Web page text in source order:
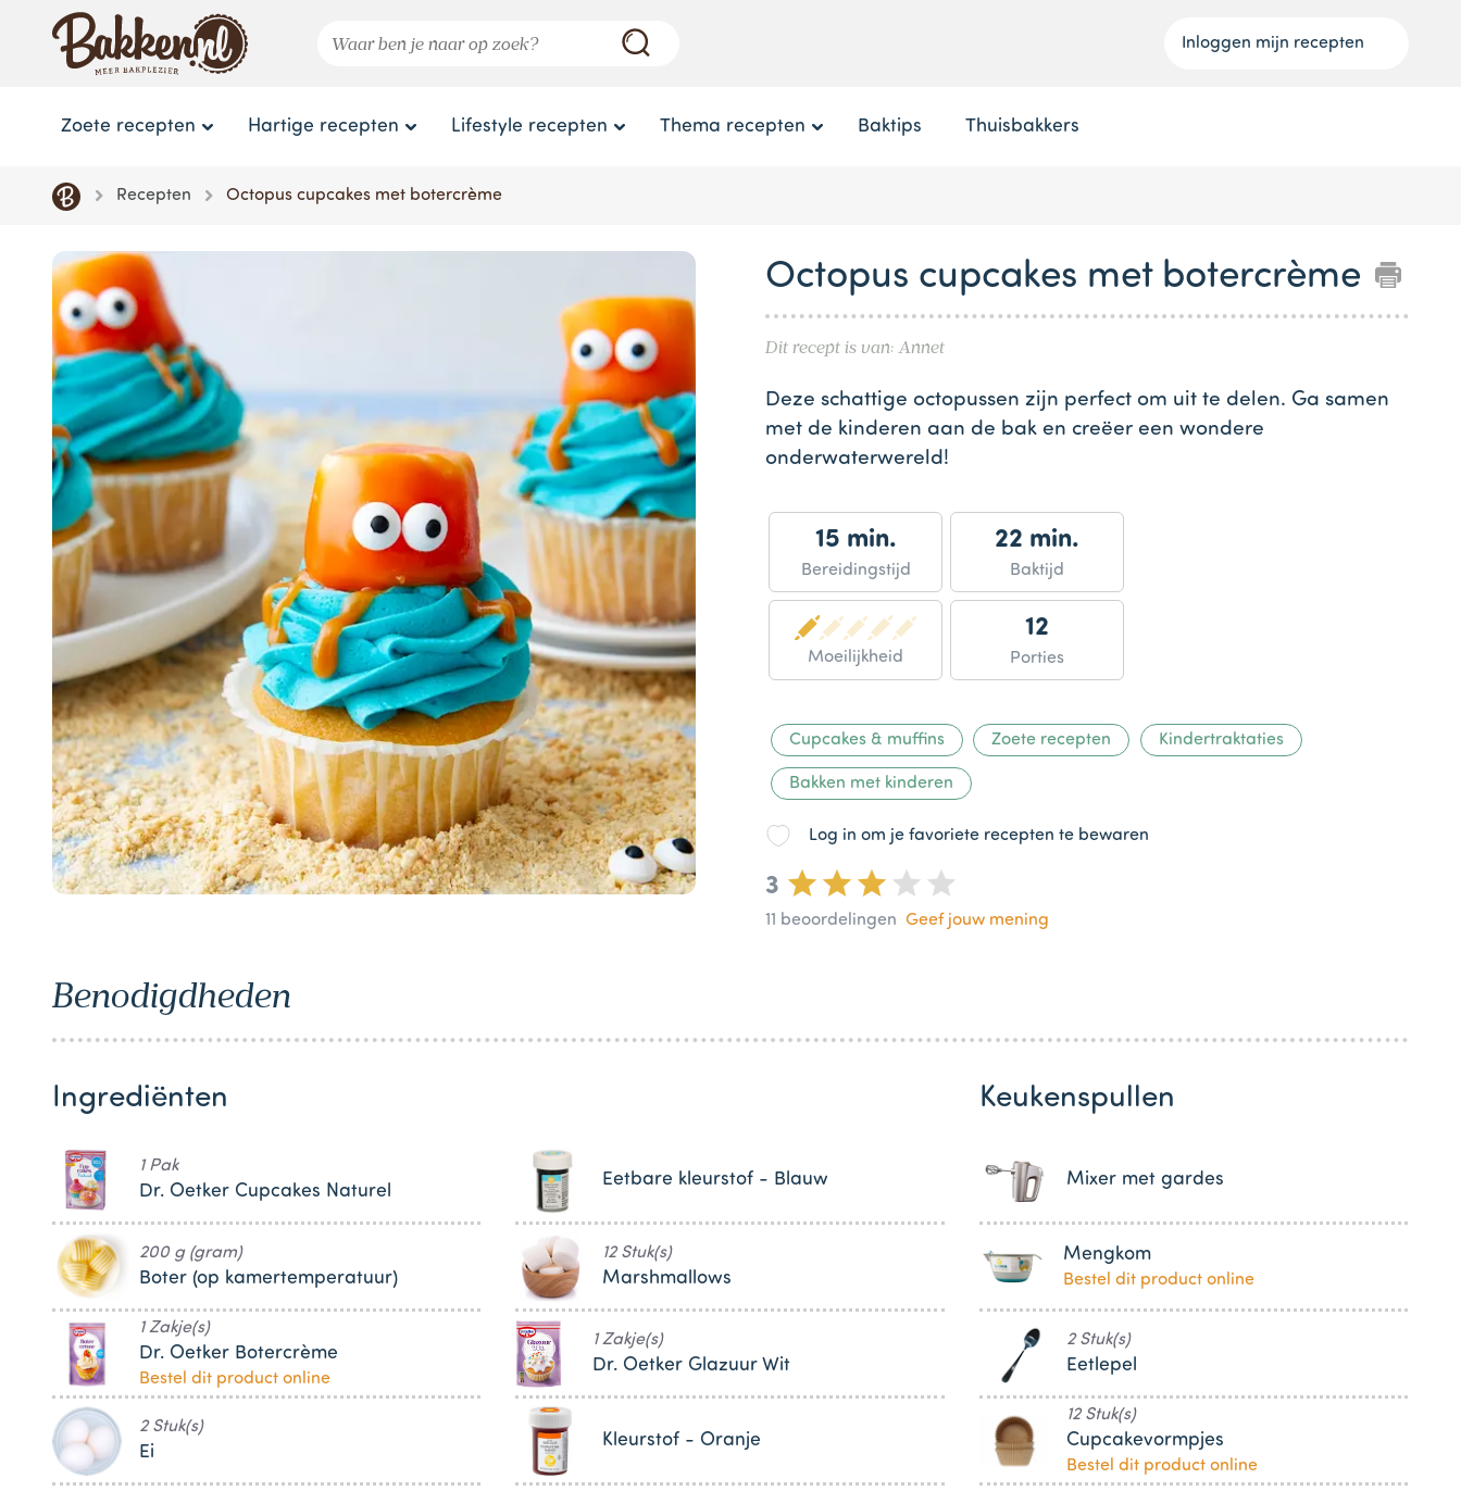
Inloggen mijn recepten
Zoete recepten Hartige recepten Lifestyle recepten Thema recepten Baktips Thuisbakkers
Recepten Octopus cupcakes met botercrème
Octopus cupcakes met botercrème
Dit recept is van: Annet
1
Deze schattige octopussen zijn perfect om uit te delen. Ga samen
met de kinderen aan de bak en creëer een wondere
onderwaterwereld!
15 min.
Bereidingstijd
22 min.
Baktijd
Moeilijkheid
12
Porties
Cupcakes & muffins Zoete recepten Kindertraktaties
Bakken met kinderen
Log in om je favoriete recepten te bewaren
3
11 beoordelingen Geef jouw mening
Benodigdheden
Ingrediënten
1 Pak
Dr. Oetker Cupcakes Naturel
200 g (gram)
Boter (op kamertemperatuur)
1 Zakje(s)
Dr. Oetker Botercrème
Bestel dit product online
2 Stuk(s)
Ei
Eetbare kleurstof - Blauw
12 Stuk(s)
Marshmallows
1 Zakje(s)
Dr. Oetker Glazuur Wit
Kleurstof - Oranje
Keukenspullen
Mixer met gardes
Mengkom
Bestel dit product online
2 Stuk(s)
Eetlepel
12 Stuk(s)
Cupcakevormpjes
Bestel dit product online